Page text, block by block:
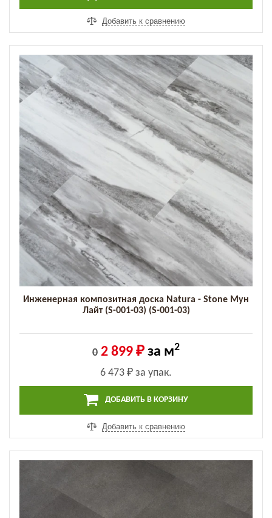
Добавить к сравнению
Инженерная композитная доска Natura - Stone Мун
Лайт (S-001-03) (S-001-03)
0 2 899 ₽ за м2
6 473 ₽ за упак.
ДОБАВИТЬ В КОРЗИНУ
Добавить к сравнению